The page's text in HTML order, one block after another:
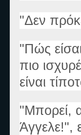
"Δεν
"Πώς
πιο
είναι
"Μπορεί,
Άγγελε!",